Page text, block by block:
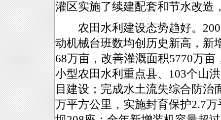
灌区实施了续建配套和节水改造
农田水利建设态势趋好。
动机械台班数均创历史新高，新
68万亩，改善灌溉面积5770万
小型农田水利重点县、103个山
目建设；完成水土流失综合防治
万平方公里，实施封育保护2.7